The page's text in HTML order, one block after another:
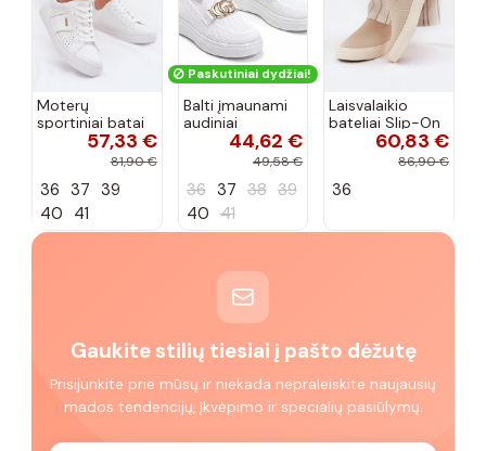
Moterų
sportiniai batai
su ažūro
elementais Big
baltos spalvos
57,33 €
81,90 €
36 37 39
40 41
Paskutiniai dydžiai!
Balti įmaunami
audiniai
sportbačiai su
44,62 €
49,58 €
36 37 38 39
40 41
Laisvalaikio
bateliai Slip-On
Big Star
RR274721 smėlio
60,83 €
86,90 €
36
Gaukite stilių tiesiai į pašto dėžutę
Prisijunkite prie mūsų ir niekada nepraleiskite naujausių
mados tendencijų, įkvėpimo ir specialių pasiūlymų.